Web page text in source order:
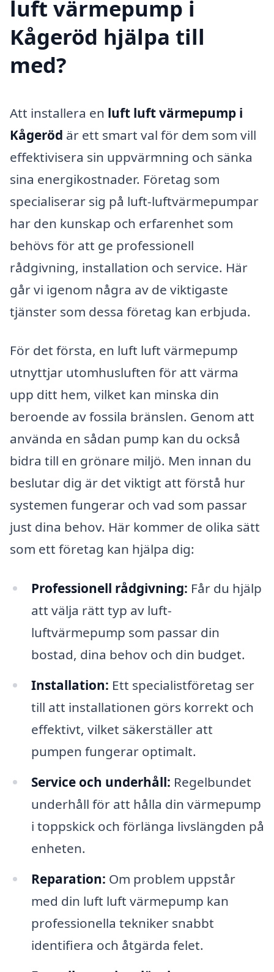
luft värmepump i
Kågeröd hjälpa till
med?
Att installera en luft luft värmepump i
Kågeröd är ett smart val för dem som vill
effektivisera sin uppvärmning och sänka
sina energikostnader. Företag som
specialiserar sig på luft-luftvärmepumpar
har den kunskap och erfarenhet som
behövs för att ge professionell
rådgivning, installation och service. Här
går vi igenom några av de viktigaste
tjänster som dessa företag kan erbjuda.
För det första, en luft luft värmepump
utnyttjar utomhusluften för att värma
upp ditt hem, vilket kan minska din
beroende av fossila bränslen. Genom att
använda en sådan pump kan du också
bidra till en grönare miljö. Men innan du
beslutar dig är det viktigt att förstå hur
systemen fungerar och vad som passar
just dina behov. Här kommer de olika sätt
som ett företag kan hjälpa dig:
Professionell rådgivning: Får du hjälp
att välja rätt typ av luft-
luftvärmepump som passar din
bostad, dina behov och din budget.
Installation: Ett specialistföretag ser
till att installationen görs korrekt och
effektivt, vilket säkerställer att
pumpen fungerar optimalt.
Service och underhåll: Regelbundet
underhåll för att hålla din värmepump
i toppskick och förlänga livslängden på
enheten.
Reparation: Om problem uppstår
med din luft luft värmepump kan
professionella tekniker snabbt
identifiera och åtgärda felet.